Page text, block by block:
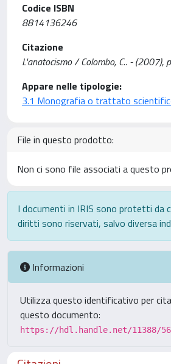
Codice ISBN
8814136246
Citazione
L'anatocismo / Colombo, C.. - (2007),
Appare nelle tipologie:
3.1 Monografia o trattato
File in questo prodotto:
Non ci sono file associati a questo
I documenti in IRIS sono protetti da
diritti sono riservati, salvo diversa
Informazioni
Utilizza questo identificativo per
questo documento:
https://hdl.handle.net/11388/